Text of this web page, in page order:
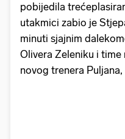
pobijedila
utakmici zabio je
minuti sjajnim
Olivera Zeleniku i
novog trenera